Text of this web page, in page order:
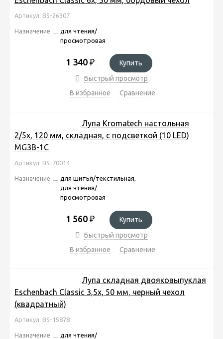
Артикул: BS-26307
Назначение
для чтения/
просмотровая
1 340 ₽
Купить
Быстрый просмотр
В избранное
Сравнение
Лупа Kromatech настольная
2/5x, 120 мм, складная, с подсветкой (10 LED)
MG3B-1C
Артикул: BS-70014
Назначение
для шитья/текстильная,
для чтения/
просмотровая
1 560 ₽
Купить
Быстрый просмотр
В избранное
Сравнение
Лупа складная двояковыпуклая
Eschenbach Classic 3,5x, 50 мм, черный чехол
(квадратный)
Артикул: BS-15878
Назначение
для чтения/